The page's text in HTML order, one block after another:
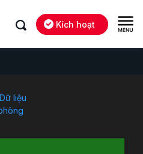
Kích hoạt
liệu